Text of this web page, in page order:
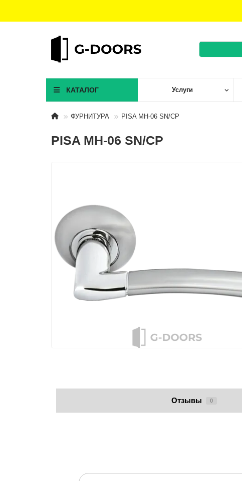
КАТАЛОГ Услуги
ФУРНИТУРА PISA MH-06 SN/CP
PISA MH-06 SN/CP
Отзывы 0